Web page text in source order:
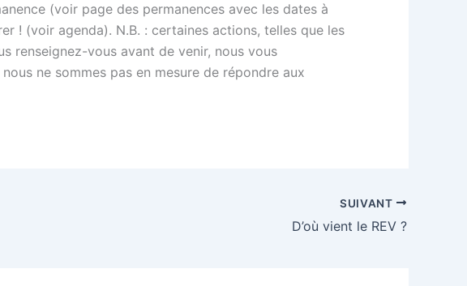
(voir page des permanences avec les dates à
! (voir agenda). N.B. : certaines actions, telles que les
renseignez-vous avant de venir, nous vous
ne sommes pas en mesure de répondre aux
SUIVANT
D’où vient le REV ?